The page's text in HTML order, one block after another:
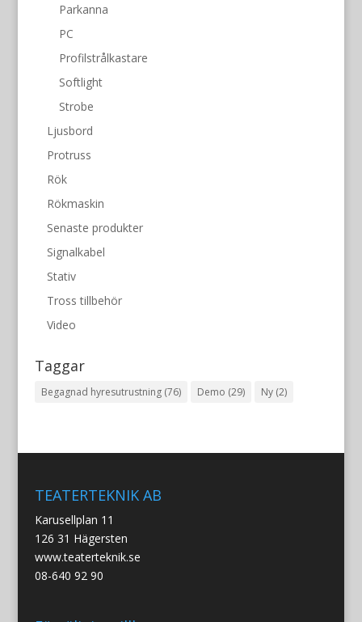
Parkanna
PC
Profilstrålkastare
Softlight
Strobe
Ljusbord
Protruss
Rök
Rökmaskin
Senaste produkter
Signalkabel
Stativ
Tross tillbehör
Video
Taggar
Begagnad hyresutrustning(76) Demo (29) Ny(2)
TEATERTEKNIK AB
Karusellplan 11
126 31 Hägersten
www.teaterteknik.se
08-640 92 90